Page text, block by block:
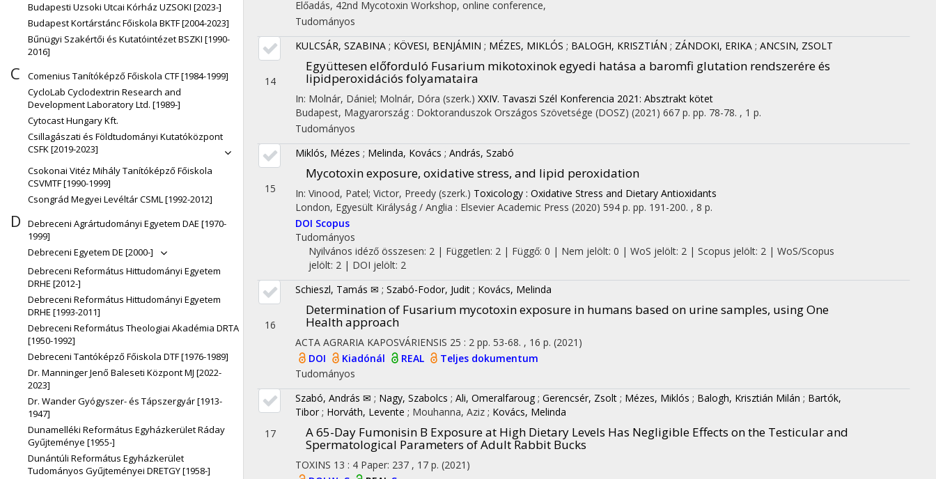
Budapesti Uzsoki Utcai Kórház UZSOKI [2023-]
Budapest Kortárstánc Főiskola BKTF [2004-2023]
Bűnügyi Szakértői és Kutatóintézet BSZKI [1990-
2016]
C
Comenius Tanítóképző Főiskola CTF [1984-1999]
CycloLab Cyclodextrin Research and
Development Laboratory Ltd. [1989-]
Cytocast Hungary Kft.
Csillagászati és Földtudományi Kutatóközpont
CSFK [2019-2023]
Csokonai Vitéz Mihály Tanítóképző Főiskola
CSVMTF [1990-1999]
Csongrád Megyei Levéltár CSML [1992-2012]
D
Debreceni Agrártudományi Egyetem DAE [1970-
1999]
Debreceni Egyetem DE [2000-]
Debreceni Református Hittudományi Egyetem
DRHE [2012-]
Debreceni Református Hittudományi Egyetem
DRHE [1993-2011]
Debreceni Református Theologiai Akadémia DRTA
[1950-1992]
Debreceni Tantóképző Főiskola DTF [1976-1989]
Dr. Manninger Jenő Baleseti Központ MJ [2022-
2023]
Dr. Wander Gyógyszer- és Tápszergyár [1913-
1947]
Dunamelléki Református Egyházkerület Ráday
Gyűjteménye [1955-]
Dunántúli Református Egyházkerület
Tudományos Gyűjteményei DRETGY [1958-]
Előadás, 42nd Mycotoxin Workshop, online conference,
Tudományos
14
KULCSÁR, SZABINA ; KÖVESI, BENJÁMIN ; MÉZES, MIKLÓS ; BALOGH, KRISZTIÁN ; ZÁNDOKI, ERIKA ; ANCSIN, ZSOLT
Együttesen előforduló Fusarium mikotoxinok egyedi hatása a baromfi glutation rendszerére és
lipidperoxidációs folyamataira
In: Molnár, Dániel; Molnár, Dóra (szerk.) XXIV. Tavaszi Szél Konferencia 2021: Absztrakt kötet
Budapest, Magyarország : Doktoranduszok Országos Szövetsége (DOSZ) (2021) 667 p. pp. 78-78. , 1 p.
Tudományos
15
Miklós, Mézes ; Melinda, Kovács ; András, Szabó
Mycotoxin exposure, oxidative stress, and lipid peroxidation
In: Vinood, Patel; Victor, Preedy (szerk.) Toxicology : Oxidative Stress and Dietary Antioxidants
London, Egyesült Királyság / Anglia : Elsevier Academic Press (2020) 594 p. pp. 191-200. , 8 p.
DOI Scopus
Tudományos
Nyilvános idéző összesen: 2 | Független: 2 | Függő: 0 | Nem jelölt: 0 | WoS jelölt: 2 | Scopus jelölt: 2 | WoS/Scopus
jelölt: 2 | DOI jelölt: 2
16
Schieszl, Tamás ✉ ; Szabó-Fodor, Judit ; Kovács, Melinda
Determination of Fusarium mycotoxin exposure in humans based on urine samples, using One
Health approach
ACTA AGRARIA KAPOSVÁRIENSIS 25 : 2 pp. 53-68. , 16 p. (2021)
DOI
Kiadónál REAL
Teljes dokumentum
Tudományos
17
Szabó, András ✉ ; Nagy, Szabolcs ; Ali, Omeralfaroug ; Gerencsér, Zsolt ; Mézes, Miklós ; Balogh, Krisztián Milán ; Bartók,
Tibor ; Horváth, Levente ; Mouhanna, Aziz ; Kovács, Melinda
A 65-Day Fumonisin B Exposure at High Dietary Levels Has Negligible Effects on the Testicular and
Spermatological Parameters of Adult Rabbit Bucks
TOXINS 13 : 4 Paper: 237 , 17 p. (2021)